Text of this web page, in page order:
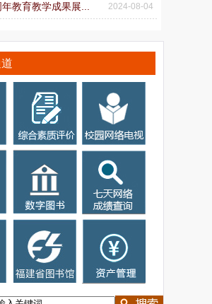
教育教学成果展... 2024-08-04